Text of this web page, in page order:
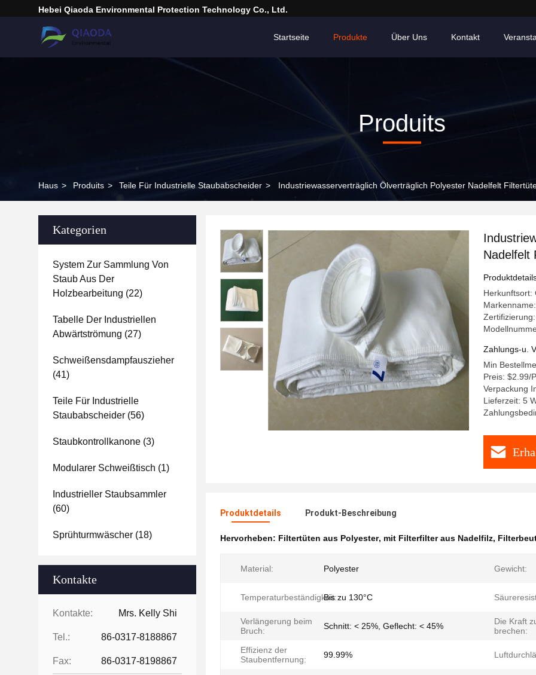
Hebei Qiaoda Environmental Protection Technology Co., Ltd.
Startseite Produkte Über Uns Kontakt
Produits
Haus > Produits > Teile Für Industrielle Staubabscheider > Industriewasserverträglich Ölverträglich Polyester Nadelfelt
Kategorien
System Zur Sammlung Von
Staub Aus Der
Holzbearbeitung (22)
Tabelle Der Industriellen
Abwärtströmung (27)
Schweißensdampfauszieher
(41)
Teile Für Industrielle
Staubabscheider (56)
Staubkontrollkanone (3)
Modularer Schweißtisch (1)
Industrieller Staubsammler
(60)
Sprühturmwäscher (18)
Kontakte
Kontakte: Mrs. Kelly Shi
Tel.: 86-0317-8188867
Fax: 86-0317-8198867
Nadelfelt
Herkunftsort:
Zahlungs-u.
Min
Preis: $2.99/
Verpackung
Lieferzeit: 5
Produktdetails Produkt-Beschreibung
Hervorheben: Filtertüten aus Polyester, mit Filterfilter aus Nadelfilz,
Material: Polyester Gewicht:
Temperaturbeständigkeit:Bis zu 130°C
Verlängerung beim
Bruch:
Schnitt: < 25%, Geflecht: < 45%
Die Kraft
brechen:
Effizienz der
Staubentfernung:
99.99%